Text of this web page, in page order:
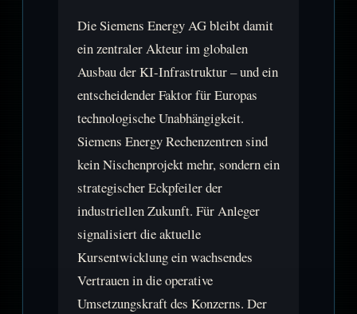
Die Siemens Energy AG bleibt damit
ein zentraler Akteur im globalen
Ausbau der KI-Infrastruktur – und ein
entscheidender Faktor für Europas
technologische Unabhängigkeit.
Siemens Energy Rechenzentren sind
kein Nischenprojekt mehr, sondern ein
strategischer Eckpfeiler der
industriellen Zukunft. Für Anleger
signalisiert die aktuelle
Kursentwicklung ein wachsendes
Vertrauen in die operative
Umsetzungskraft des Konzerns. Der